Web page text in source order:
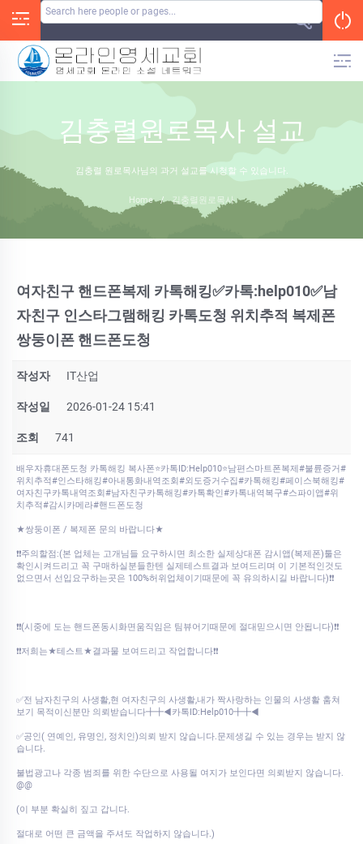
김충렬원로목사 설교
김충렬 원로목사님의 과거 설교를 시청할 수 있습니다.
Home / 김충렬원로목사
여자친구 핸드폰복제 카톡해킹✅카톡:help010✅남
자친구 인스타그램해킹 카톡도청 위치추적 복제폰
쌍둥이폰 핸드폰도청
작성자 IT산업
작성일 2026-01-24 15:41
조회 741
배우자휴대폰도청 카톡해킹 복사폰⭐카톡ID:Help010⭐남편스마트폰복제#불륜증거#
위치추적#인스타해킹#아내통화내역조회#외도증거수집#카톡해킹#페이스북해킹#
여자친구카톡내역조회#남자친구카톡해킹#카톡확인#카톡내역복구#스파이앱#위
치추적#감시카메라#핸드폰도청
★쌍둥이폰 / 복제폰 문의 바랍니다★
❗❗주의할점:(본 업체는 고개님들 요구하시면 최소한 실제상대폰 감시앱(복제폰)툴은
확인시켜드리고 꼭 구매하실분들한텐 실제테스트결과 보여드리며 이 기본적인것도
없으면서 선입요구하는곳은 100%허위업체이기때문에 꼭 유의하시길 바랍니다)❗❗
❗❗(시중에 도는 핸드폰동시화면움직임은 팀뷰어기때문에 절대믿으시면 안됩니다)❗❗
❗❗저희는★테스트★결과물 보여드리고 작업합니다❗❗
✅전 남자친구의 사생활,현 여자친구의 사생활,내가 짝사랑하는 인물의 사생활 훔쳐
보기 목적이신분만 의뢰받습니다╋╋◀카톡ID:Help010╋╋◀
✅공인( 연예인, 유명인, 정치인)의뢰 받지 않습니다.문제생길 수 있는 경우는 받지 않
습니다.
불법광고나 각종 범죄를 위한 수단으로 사용될 여지가 보인다면 의뢰받지 않습니다.
@@
(이 부분 확실히 짚고 갑니다.
절대로 어떤 큰 금액을 주셔도 작업하지 않습니다.)